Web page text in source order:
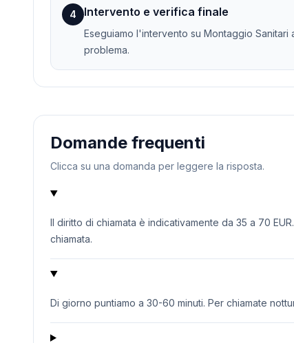
4 Intervento e verifica finale
Eseguiamo l'intervento su Montaggio
problema.
Domande frequenti
Clicca su una domanda per leggere la risposta.
Il diritto di chiamata è indicativamente da 35 a 70
chiamata.
Di giorno puntiamo a 30-60 minuti. Per chiamate